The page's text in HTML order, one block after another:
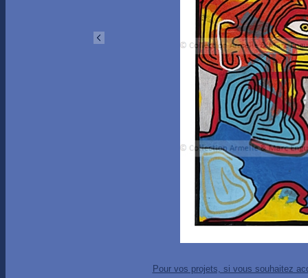
Pour vos projets, si vous souhaitez